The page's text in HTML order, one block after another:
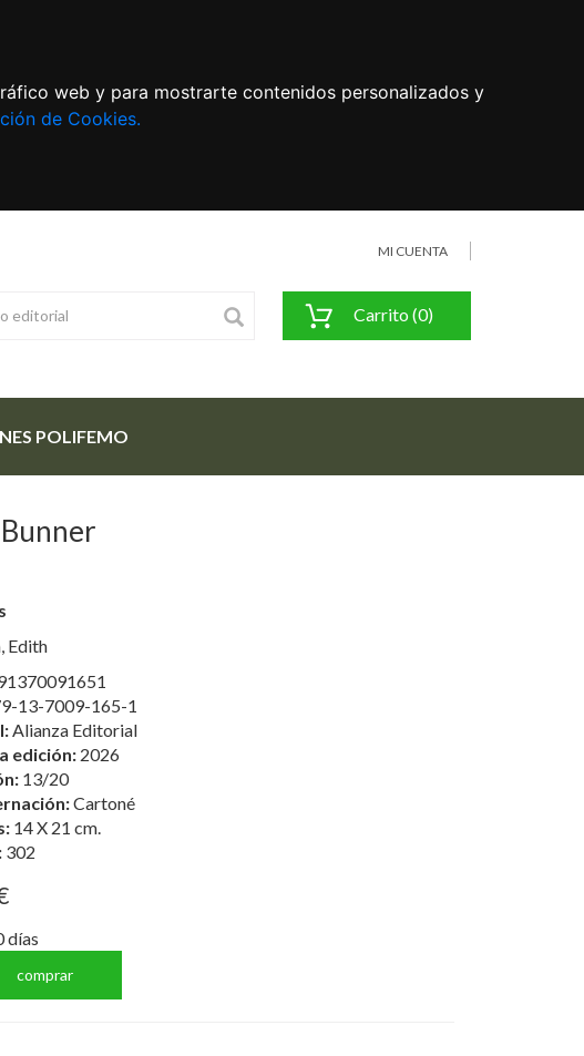
web y para mostrarte contenidos personalizados y
de Cookies.
MI CUENTA
Carrito (0)
POLIFEMO
Edith
13-7009-165-1
Alianza Editorial
edición: 2026
13/20
Cartoné
14 X 21 cm.
302
días
comprar